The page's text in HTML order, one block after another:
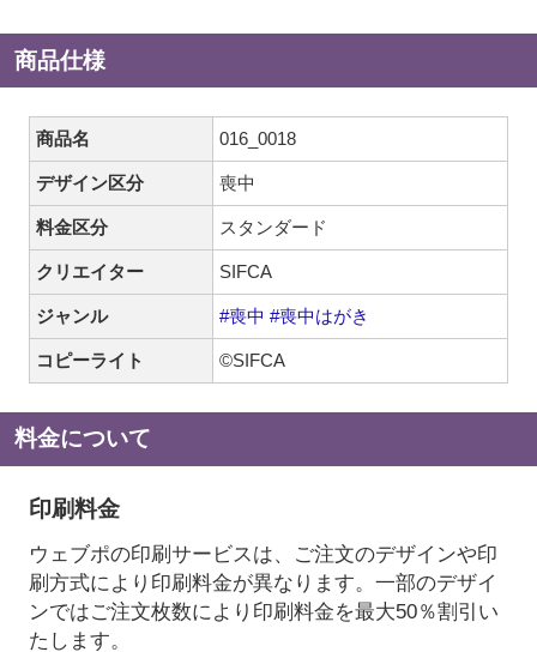
商品仕様
商品名 016_0018
デザイン区分 喪中
料金区分 スタンダード
クリエイター SIFCA
ジャンル #喪中 #喪中はがき
コピーライト ©SIFCA
料金について
印刷料金
ウェブポの印刷サービスは、ご注文のデザインや印
刷方式により印刷料金が異なります。一部のデザイ
ンではご注文枚数により印刷料金を最大50％割引い
たします。